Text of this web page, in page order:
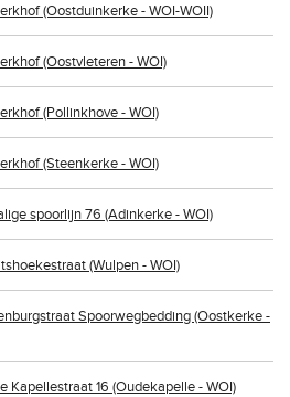
(Oostduinkerke - WOI-WOII)
(Oostvleteren - WOI)
(Pollinkhove - WOI)
(Steenkerke - WOI)
spoorlijn 76 (Adinkerke - WOI)
(Wulpen - WOI)
Spoorwegbedding (Oostkerke -
Kapellestraat 16 (Oudekapelle - WOI)